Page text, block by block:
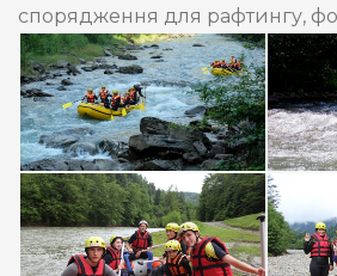
спорядження для рафтингу,